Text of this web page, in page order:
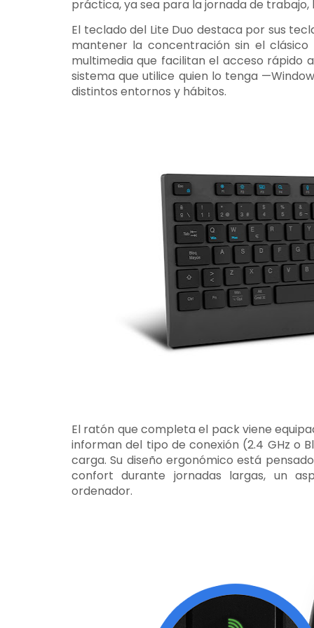
práctica, ya sea para la jornada de trabajo,
El teclado del Lite Duo destaca por sus
mantener la concentración sin el
multimedia que facilitan el acceso rápido
sistema que utilice quien lo tenga
distintos entornos y hábitos.
El ratón que completa el pack viene
informan del tipo de conexión (2.4 GHz o
carga. Su diseño ergonómico está
confort durante jornadas largas, un
ordenador.